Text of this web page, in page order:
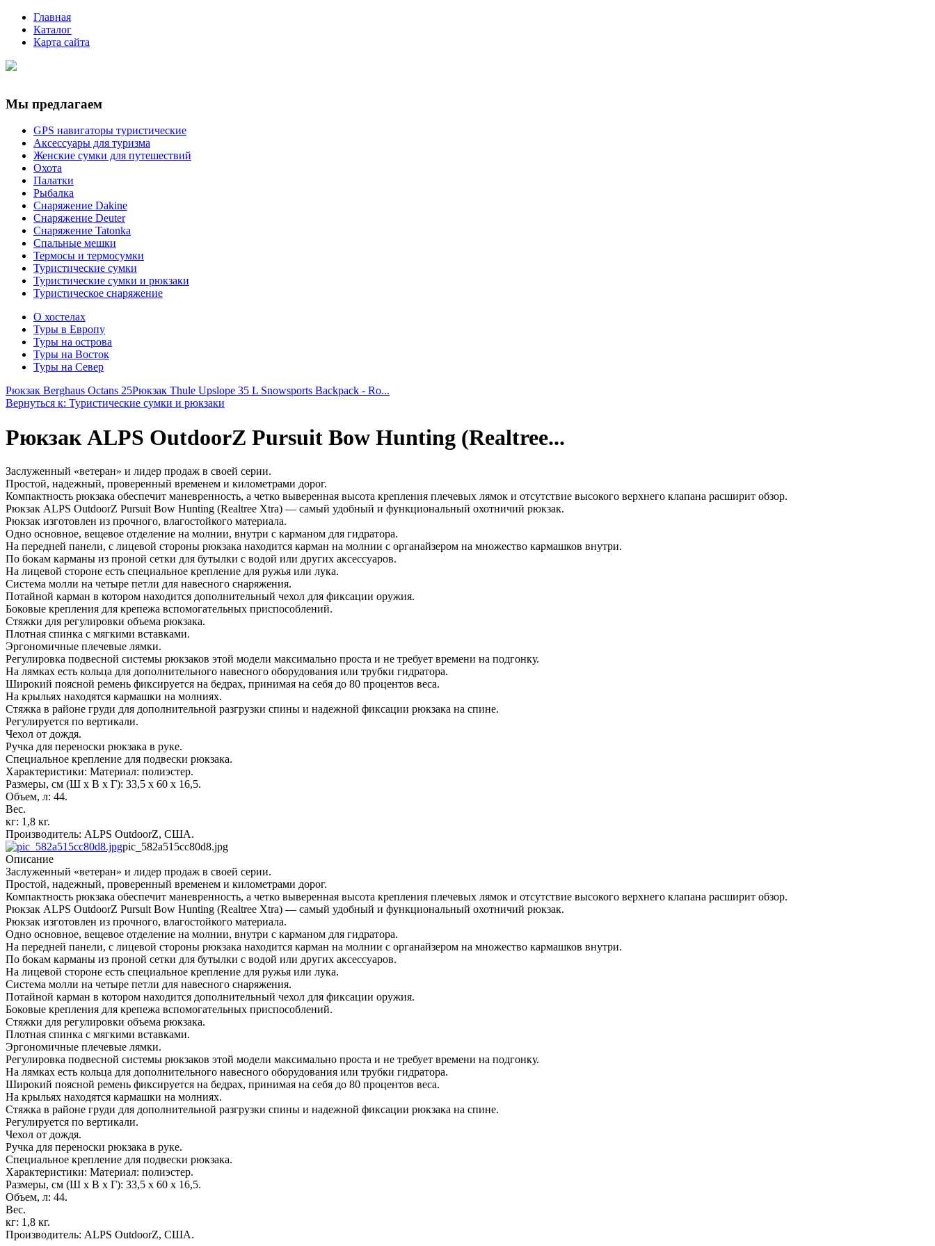
Главная
Каталог
Карта сайта
Мы предлагаем
GPS навигаторы туристические
Аксессуары для туризма
Женские сумки для путешествий
Охота
Палатки
Рыбалка
Снаряжение Dakine
Снаряжение Deuter
Снаряжение Tatonka
Спальные мешки
Термосы и термосумки
Туристические сумки
Туристические сумки и рюкзаки
Туристическое снаряжение
О хостелах
Туры в Европу
Туры на острова
Туры на Восток
Туры на Север
Рюкзак Berghaus Octans 25Рюкзак Thule Upslope 35 L Snowsports Backpack - Ro...
Вернуться к: Туристические сумки и рюкзаки
Рюкзак ALPS OutdoorZ Pursuit Bow Hunting (Realtree...
Заслуженный «ветеран» и лидер продаж в своей серии.
Простой, надежный, проверенный временем и километрами дорог.
Компактность рюкзака обеспечит маневренность, а четко выверенная высота крепления плечевых лямок и отсутствие высокого верхнего клапана расширит обзор.
Рюкзак ALPS OutdoorZ Pursuit Bow Hunting (Realtree Xtra) ― самый удобный и функциональный охотничий рюкзак.
Рюкзак изготовлен из прочного, влагостойкого материала.
Одно основное, вещевое отделение на молнии, внутри с карманом для гидратора.
На передней панели, с лицевой стороны рюкзака находится карман на молнии с органайзером на множество кармашков внутри.
По бокам карманы из проной сетки для бутылки с водой или других аксессуаров.
На лицевой стороне есть специальное крепление для ружья или лука.
Система молли на четыре петли для навесного снаряжения.
Потайной карман в котором находится дополнительный чехол для фиксации оружия.
Боковые крепления для крепежа вспомогательных приспособлений.
Стяжки для регулировки объема рюкзака.
Плотная спинка с мягкими вставками.
Эргономичные плечевые лямки.
Регулировка подвесной системы рюкзаков этой модели максимально проста и не требует времени на подгонку.
На лямках есть кольца для дополнительного навесного оборудования или трубки гидратора.
Широкий поясной ремень фиксируется на бедрах, принимая на себя до 80 процентов веса.
На крыльях находятся кармашки на молниях.
Стяжка в районе груди для дополнительной разгрузки спины и надежной фиксации рюкзака на спине.
Регулируется по вертикали.
Чехол от дождя.
Ручка для переноски рюкзака в руке.
Специальное крепление для подвески рюкзака.
Характеристики: Материал: полиэстер.
Размеры, см (Ш х В х Г): 33,5 х 60 х 16,5.
Объем, л: 44.
Вес.
кг: 1,8 кг.
Производитель: ALPS OutdoorZ, США.
pic_582a515cc80d8.jpg
Описание
Заслуженный «ветеран» и лидер продаж в своей серии.
Простой, надежный, проверенный временем и километрами дорог.
Компактность рюкзака обеспечит маневренность, а четко выверенная высота крепления плечевых лямок и отсутствие высокого верхнего клапана расширит обзор.
Рюкзак ALPS OutdoorZ Pursuit Bow Hunting (Realtree Xtra) ― самый удобный и функциональный охотничий рюкзак.
Рюкзак изготовлен из прочного, влагостойкого материала.
Одно основное, вещевое отделение на молнии, внутри с карманом для гидратора.
На передней панели, с лицевой стороны рюкзака находится карман на молнии с органайзером на множество кармашков внутри.
По бокам карманы из проной сетки для бутылки с водой или других аксессуаров.
На лицевой стороне есть специальное крепление для ружья или лука.
Система молли на четыре петли для навесного снаряжения.
Потайной карман в котором находится дополнительный чехол для фиксации оружия.
Боковые крепления для крепежа вспомогательных приспособлений.
Стяжки для регулировки объема рюкзака.
Плотная спинка с мягкими вставками.
Эргономичные плечевые лямки.
Регулировка подвесной системы рюкзаков этой модели максимально проста и не требует времени на подгонку.
На лямках есть кольца для дополнительного навесного оборудования или трубки гидратора.
Широкий поясной ремень фиксируется на бедрах, принимая на себя до 80 процентов веса.
На крыльях находятся кармашки на молниях.
Стяжка в районе груди для дополнительной разгрузки спины и надежной фиксации рюкзака на спине.
Регулируется по вертикали.
Чехол от дождя.
Ручка для переноски рюкзака в руке.
Специальное крепление для подвески рюкзака.
Характеристики: Материал: полиэстер.
Размеры, см (Ш х В х Г): 33,5 х 60 х 16,5.
Объем, л: 44.
Вес.
кг: 1,8 кг.
Производитель: ALPS OutdoorZ, США.